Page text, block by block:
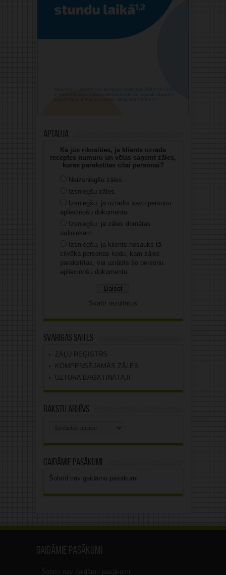
Aptauja
Kā jūs rīkosities, ja klients uzrāda
receptes numuru un vēlas saņemt zāles,
kuras parakstītas citai personai?
Neizsniegšu zāles.
Izsniegšu zāles.
Izsniegšu, ja uzrādīs savu personu
apliecinošu dokumentu.
Izsniegšu, ja zāles domātas
radiniekam.
Izsniegšu, ja klients nosauks tā
cilvēka personas kodu, kam zāles
parakstītas, vai uzrādīs šo personu
apliecinošu dokumentu.
Skatīt rezultātus
Svarīgas saites
ZĀĻU REĢISTRS
KOMPENSĒJAMĀS ZĀLES
UZTURA BAGĀTINĀTĀJI
Rakstu arhīvs
Gaidāmie pasākumi
Šobrīd nav gaidāmo pasākumi.
Gaidāmie pasākumi
Šobrīd nav gaidāmo pasākumi.